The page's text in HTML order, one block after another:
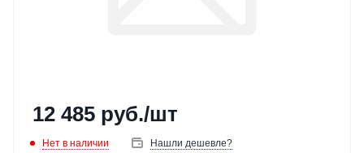
12 485 руб./шт
Нет в наличии Нашли дешевле?